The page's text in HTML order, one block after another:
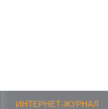
ИНТЕРНЕТ-ЖУРНАЛ